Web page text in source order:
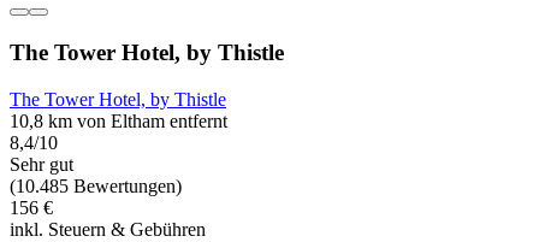
The Tower Hotel, by Thistle
The Tower Hotel, by Thistle
10,8 km von Eltham entfernt
8,4/10
Sehr gut
(10.485 Bewertungen)
156 €
inkl. Steuern & Gebühren